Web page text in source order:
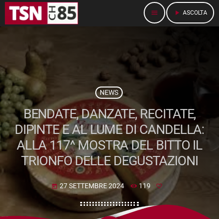
menu play_arrow ASCOLTA
NEWS
BENDATE, DANZATE, RECITATE,
DIPINTE E AL LUME DI CANDELLA:
ALLA 117^ MOSTRA DEL BITTO IL
TRIONFO DELLE DEGUSTAZIONI
today 27 SETTEMBRE 2024 119